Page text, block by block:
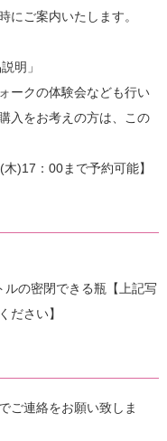
にご案内いたします。
明」
ークの体験会なども行い
入をお考えの方は、この
)17：00まで予約可能】
の密閉できる瓶【上記写
ださい】
ご連絡をお願い致しま